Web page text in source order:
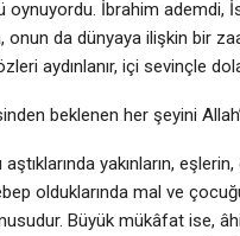
oynuyordu. İbrahim
onun da dünyaya ilişkin bir
aydınlanır, içi sevinçle
beklenen her şeyini
aştıklarında yakınların,
olduklarında mal ve
Büyük mükâfat ise,